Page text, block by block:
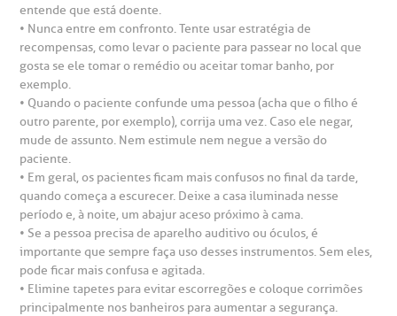
entende que está doente.
• Nunca entre em confronto. Tente usar estratégia de
recompensas, como levar o paciente para passear no local que
gosta se ele tomar o remédio ou aceitar tomar banho, por
exemplo.
• Quando o paciente confunde uma pessoa (acha que o filho é
outro parente, por exemplo), corrija uma vez. Caso ele negar,
mude de assunto. Nem estimule nem negue a versão do
paciente.
• Em geral, os pacientes ficam mais confusos no final da tarde,
quando começa a escurecer. Deixe a casa iluminada nesse
período e, à noite, um abajur aceso próximo à cama.
• Se a pessoa precisa de aparelho auditivo ou óculos, é
importante que sempre faça uso desses instrumentos. Sem eles,
pode ficar mais confusa e agitada.
• Elimine tapetes para evitar escorregões e coloque corrimões
principalmente nos banheiros para aumentar a segurança.